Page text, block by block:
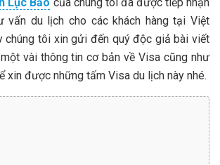
vấn du lịch cho các khách hàng tại Việt
chúng tôi xin gửi đến quý độc giả bài viết
vài thông tin cơ bản về Visa cũng như
xin được những tấm Visa du lịch này nhé.